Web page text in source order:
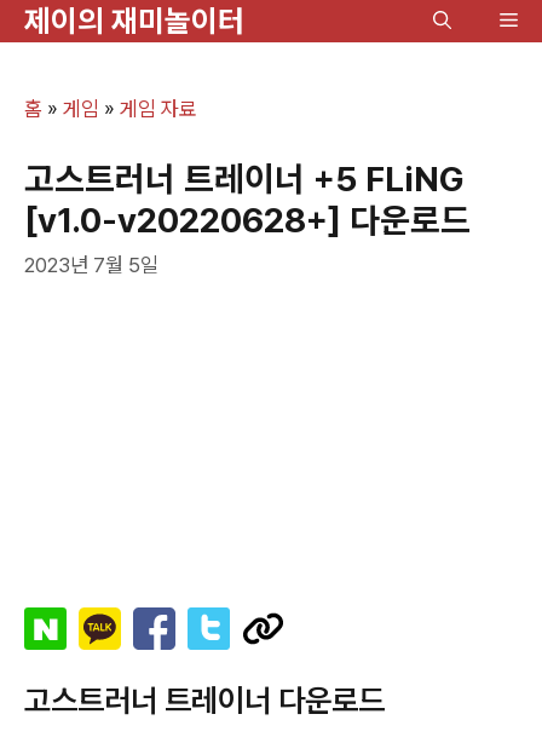
제이의 재미놀이터
메
홈 » 게임 » 게임 자료
고스트러너 트레이너 +5 FLiNG
[v1.0-v20220628+] 다운로드
2023년 7월 5일
고스트러너 트레이너 다운로드